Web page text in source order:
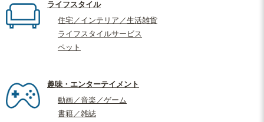
ライフスタイル
住宅／インテリア／生活雑貨
ライフスタイルサービス
ペット
趣味・エンターテイメント
動画／音楽／ゲーム
書籍／雑誌